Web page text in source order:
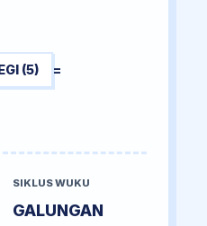
(5) =
SIKLUS WUKU
GALUNGAN